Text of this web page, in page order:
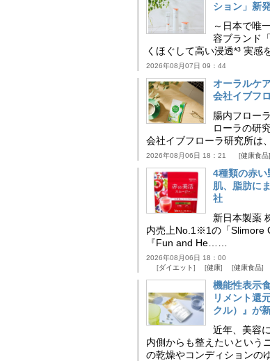
ション」新
～日本で唯
容ブランド
くほぐして高い浸透*³ 実感
2026年08月07日 09：44
オーラルケ
会社イブフ
腸内フロー
ローラの研
会社イブフローラ研究所は
2026年08月06日 18：21 健康食品
4種類の赤い
肌、脂肪に
社
新日本製薬
内売上No.1※1の「Slimore
『Fun and He……
2026年08月06日 18：00
ダイエット
健康 健康食品
機能性表示
リメント還
クル）』が
近年、美容
内側からも整えたいという
の乾燥やコンディションの